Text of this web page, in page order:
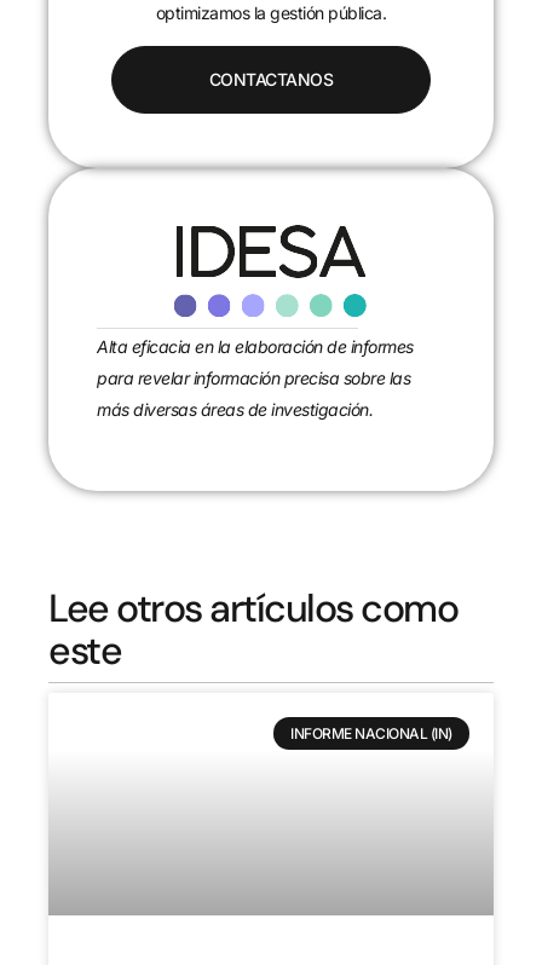
optimizamos la gestión pública.
CONTACTANOS
Alta eficacia en la elaboración de informes
para revelar información precisa sobre las
más diversas áreas de investigación.
Lee otros artículos como
este
INFORME NACIONAL (IN)